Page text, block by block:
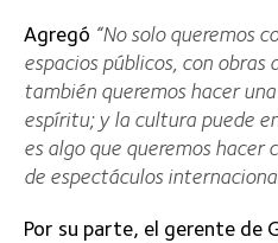
Agregó “No solo queremos
espacios públicos, con
también queremos hacer
espíritu; y la cultura puede
es algo que queremos hacer
de espectáculos
Por su parte, el gerente de